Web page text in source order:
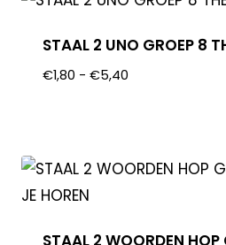
STAAL 2 UNO GROEP 8
€1,80 - €5,40
STAAL 2 WOORDEN